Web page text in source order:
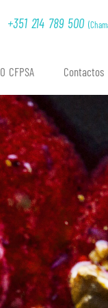
+351 214 789 500
O CFPSA Contactos